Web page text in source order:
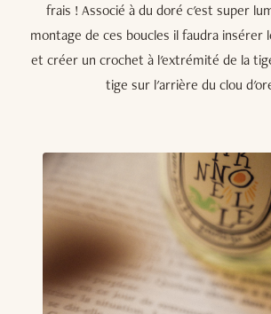
frais ! Associé à du doré c'est super
montage de ces boucles il faudra insérer
et créer un crochet à l'extrémité de la
tige sur l'arrière du clou